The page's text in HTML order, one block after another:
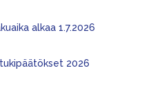
alkaa 1.7.2026
2026